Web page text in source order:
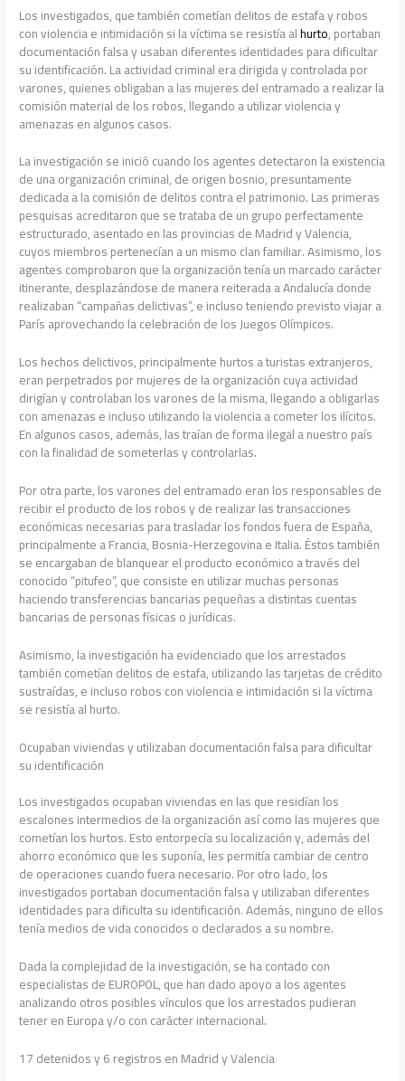
Los investigados, que también cometían delitos de estafa y robos
con violencia e intimidación si la víctima se resistía alhurto, portaban
documentación falsa y usaban diferentes identidades para dificultar
su identificación. La actividad criminal era dirigida y controlada por
varones, quienes obligaban a las mujeres del entramado a realizar la
comisión material de los robos, llegando a utilizar violencia y
amenazas en algunos casos.
La investigación se inició cuando los agentes detectaron la existencia
de una organización criminal, de origen bosnio, presuntamente
dedicada a la comisión de delitos contra el patrimonio. Las primeras
pesquisas acreditaron que se trataba de un grupo perfectamente
estructurado, asentado en las provincias de Madrid y Valencia,
cuyos miembros pertenecían a un mismo clan familiar. Asimismo, los
agentes comprobaron que la organización tenía un marcado carácter
itinerante, desplazándose de manera reiterada a Andalucía donde
realizaban “campañas delictivas”, e incluso teniendo previsto viajar a
París aprovechando la celebración de los Juegos Olímpicos.
Los hechos delictivos, principalmente hurtos a turistas extranjeros,
eran perpetrados por mujeres de la organización cuya actividad
dirigían y controlaban los varones de la misma, llegando a obligarlas
con amenazas e incluso utilizando la violencia a cometer los ilícitos.
En algunos casos, además, las traían de forma ilegal a nuestro país
con la finalidad de someterlas y controlarlas.
Por otra parte, los varones del entramado eran los responsables de
recibir el producto de los robos y de realizar las transacciones
económicas necesarias para trasladar los fondos fuera de España,
principalmente a Francia, Bosnia-Herzegovina e Italia. Éstos también
se encargaban de blanquear el producto económico a través del
conocido “pitufeo”, que consiste en utilizar muchas personas
haciendo transferencias bancarias pequeñas a distintas cuentas
bancarias de personas físicas o jurídicas.
Asimismo, la investigación ha evidenciado que los arrestados
también cometían delitos de estafa, utilizando las tarjetas de crédito
sustraídas, e incluso robos con violencia e intimidación si la víctima
se resistía al hurto.
Ocupaban viviendas y utilizaban documentación falsa para dificultar
su identificación
Los investigados ocupaban viviendas en las que residían los
escalones intermedios de la organización así como las mujeres que
cometían los hurtos. Esto entorpecía su localización y, además del
ahorro económico que les suponía, les permitía cambiar de centro
de operaciones cuando fuera necesario. Por otro lado, los
investigados portaban documentación falsa y utilizaban diferentes
identidades para dificulta su identificación. Además, ninguno de ellos
tenía medios de vida conocidos o declarados a su nombre.
Dada la complejidad de la investigación, se ha contado con
especialistas de EUROPOL, que han dado apoyo a los agentes
analizando otros posibles vínculos que los arrestados pudieran
tener en Europa y/o con carácter internacional.
17 detenidos y 6 registros en Madrid y Valencia